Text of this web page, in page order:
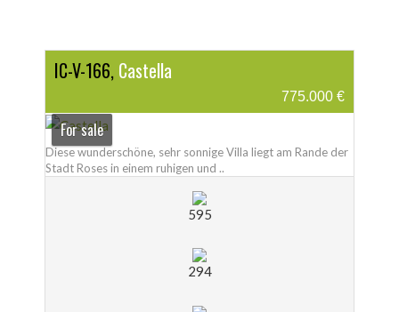
IC-V-166, Castella
775.000 €
For sale
Diese wunderschöne, sehr sonnige Villa liegt am Rande der
Stadt Roses in einem ruhigen und ..
595
294